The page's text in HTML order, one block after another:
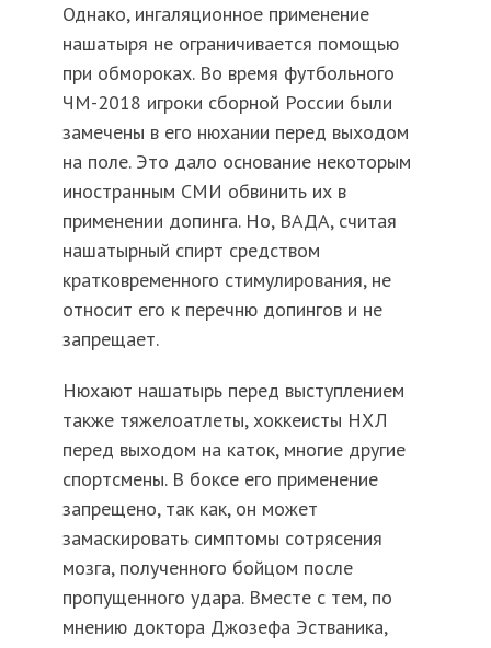
Однако, ингаляционное применение
нашатыря не ограничивается помощью
при обмороках. Во время футбольного
ЧМ-2018 игроки сборной России были
замечены в его нюхании перед выходом
на поле. Это дало основание некоторым
иностранным СМИ обвинить их в
применении допинга. Но, ВАДА, считая
нашатырный спирт средством
кратковременного стимулирования, не
относит его к перечню допингов и не
запрещает.
Нюхают нашатырь перед выступлением
также тяжелоатлеты, хоккеисты НХЛ
перед выходом на каток, многие другие
спортсмены. В боксе его применение
запрещено, так как, он может
замаскировать симптомы сотрясения
мозга, полученного бойцом после
пропущенного удара. Вместе с тем, по
мнению доктора Джозефа Эстваника,